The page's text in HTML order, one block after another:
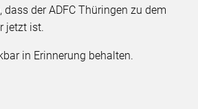
der ADFC Thüringen zu dem
jetzt ist.
in Erinnerung behalten.